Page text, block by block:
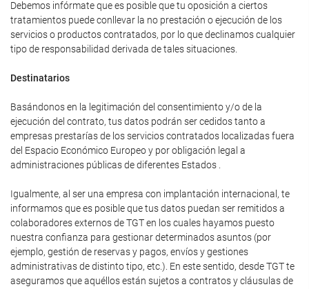
Debemos infórmate que es posible que tu oposición a ciertos
tratamientos puede conllevar la no prestación o ejecución de los
servicios o productos contratados, por lo que declinamos cualquier
tipo de responsabilidad derivada de tales situaciones.
Destinatarios
Basándonos en la legitimación del consentimiento y/o de la
ejecución del contrato, tus datos podrán ser cedidos tanto a
empresas prestarías de los servicios contratados localizadas fuera
del Espacio Económico Europeo y por obligación legal a
administraciones públicas de diferentes Estados .
Igualmente, al ser una empresa con implantación internacional, te
informamos que es posible que tus datos puedan ser remitidos a
colaboradores externos de TGT en los cuales hayamos puesto
nuestra confianza para gestionar determinados asuntos (por
ejemplo, gestión de reservas y pagos, envíos y gestiones
administrativas de distinto tipo, etc.). En este sentido, desde TGT te
aseguramos que aquéllos están sujetos a contratos y cláusulas de